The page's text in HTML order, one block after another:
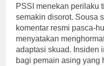
PSSI menekan perilaku
semakin disorot. Sousa
komentar resmi pasca-
menyatakan
adaptasi skuad. Insiden
bagi pemain asing yang